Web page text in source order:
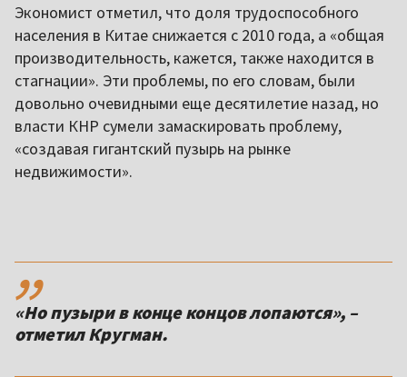
Экономист отметил, что доля трудоспособного
населения в Китае снижается с 2010 года, а «общая
производительность, кажется, также находится в
стагнации». Эти проблемы, по его словам, были
довольно очевидными еще десятилетие назад, но
власти КНР сумели замаскировать проблему,
«создавая гигантский пузырь на рынке
недвижимости».
,,
«Но пузыри в конце концов лопаются», –
отметил Кругман.